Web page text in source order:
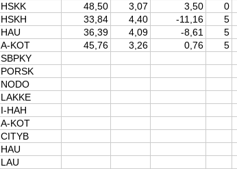
HSKK 48,50 3,07 3,50 0
HSKH 33,84 4,40 -11,16 5
HAU 36,39 4,09 -8,61 5
A-KOT 45,76 3,26 0,76 5
SBPKY
PORSK
NODO
LAKKE
I-HAH
A-KOT
CITYB
HAU
LAU